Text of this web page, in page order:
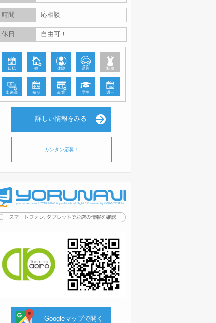
時間 応相談
休日 自由可！
日払 寮 体験 送迎 制服
出来高 短期 副業 学生 週一
詳しい情報をみる
カンタン応募！
Googleマップで開く